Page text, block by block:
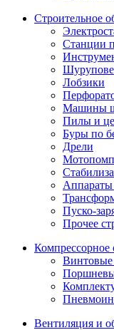
Строительное
Станции
Лобзики
Машины
Пилы и
Буры по
Дрели
Аппараты
Пуско-
Прочее
Компрессорное
Винтовые
Вентиляция и